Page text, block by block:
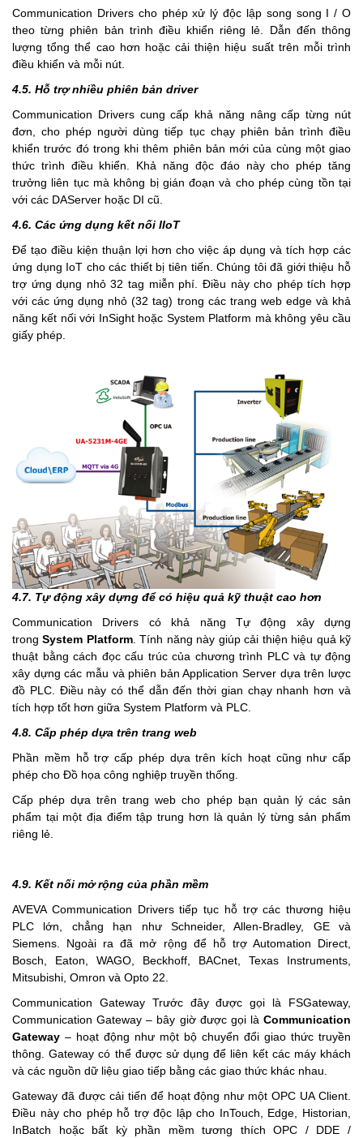
Communication Drivers cho phép xử lý độc lập song song I / O
theo từng phiên bản trình điều khiển riêng lẻ. Dẫn đến thông
lượng tổng thể cao hơn hoặc cải thiện hiệu suất trên mỗi trình
điều khiển và mỗi nút.
4.5. Hỗ trợ nhiều phiên bản driver
Communication Drivers cung cấp khả năng nâng cấp từng nút
đơn, cho phép người dùng tiếp tục chạy phiên bản trình điều
khiển trước đó trong khi thêm phiên bản mới của cùng một giao
thức trình điều khiển. Khả năng độc đáo này cho phép tăng
trưởng liên tục mà không bị gián đoạn và cho phép cùng tồn tại
với các DAServer hoặc DI cũ.
4.6. Các ứng dụng kết nối IIoT
Để tạo điều kiện thuận lợi hơn cho việc áp dụng và tích hợp các
ứng dụng IoT cho các thiết bị tiên tiến. Chúng tôi đã giới thiệu hỗ
trợ ứng dụng nhỏ 32 tag miễn phí. Điều này cho phép tích hợp
với các ứng dụng nhỏ (32 tag) trong các trang web edge và khả
năng kết nối với InSight hoặc System Platform mà không yêu cầu
giấy phép.
4.7. Tự động xây dựng để có hiệu quả kỹ thuật cao hơn
Communication Drivers có khả năng Tự động xây dựng
trongSystem Platform. Tính năng này giúp cải thiện hiệu quả kỹ
thuật bằng cách đọc cấu trúc của chương trình PLC và tự động
xây dựng các mẫu và phiên bản Application Server dựa trên lược
đồ PLC. Điều này có thể dẫn đến thời gian chạy nhanh hơn và
tích hợp tốt hơn giữa System Platform và PLC.
4.8. Cấp phép dựa trên trang web
Phần mềm hỗ trợ cấp phép dựa trên kích hoạt cũng như cấp
phép cho Đồ họa công nghiệp truyền thống.
Cấp phép dựa trên trang web cho phép bạn quản lý các sản
phẩm tại một địa điểm tập trung hơn là quản lý từng sản phẩm
riêng lẻ.
4.9. Kết nối mở rộng của phần mềm
AVEVA Communication Drivers tiếp tục hỗ trợ các thương hiệu
PLC lớn, chẳng hạn như Schneider, Allen-Bradley, GE và
Siemens. Ngoài ra đã mở rộng để hỗ trợ Automation Direct,
Bosch, Eaton, WAGO, Beckhoff, BACnet, Texas Instruments,
Mitsubishi, Omron và Opto 22.
Communication Gateway Trước đây được gọi là FSGateway,
Communication Gateway – bây giờ được gọi là Communication
Gateway – hoạt động như một bộ chuyển đổi giao thức truyền
thông. Gateway có thể được sử dụng để liên kết các máy khách
và các nguồn dữ liệu giao tiếp bằng các giao thức khác nhau.
Gateway đã được cải tiến để hoạt động như một OPC UA Client.
Điều này cho phép hỗ trợ độc lập cho InTouch, Edge, Historian,
InBatch hoặc bất kỳ phần mềm tương thích OPC / DDE /